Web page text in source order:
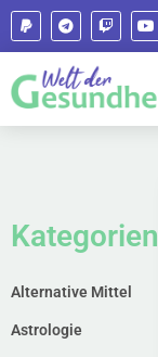
Kategorien
Alternative Mittel
Astrologie